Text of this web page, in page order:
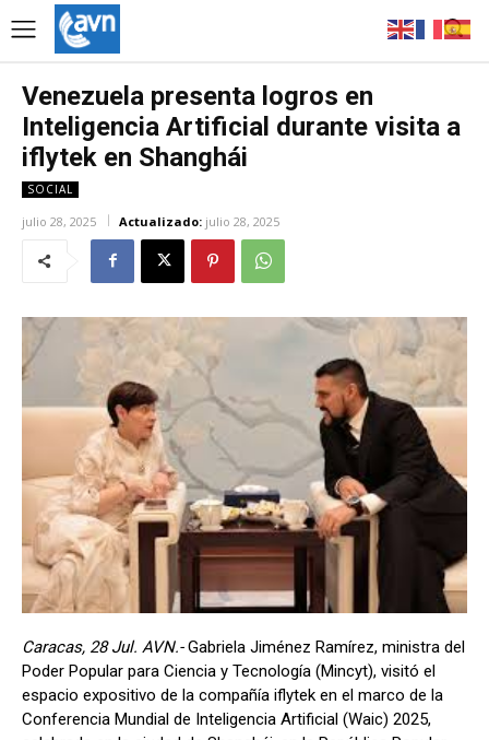
Venezuela presenta logros en
Inteligencia Artificial durante visita a
iflytek en Shanghái
SOCIAL
julio 28, 2025 Actualizado: julio 28, 2025
Caracas, 28 Jul. AVN.-Gabriela Jiménez Ramírez, ministra del
Poder Popular para Ciencia y Tecnología (Mincyt), visitó el
espacio expositivo de la compañía iflytek en el marco de la
Conferencia Mundial de Inteligencia Artificial (Waic) 2025,